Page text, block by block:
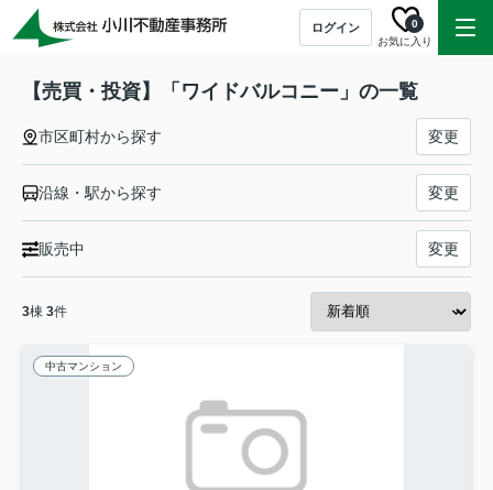
ログイン
お気に入り
0
【売買・投資】「ワイドバルコニー」の一覧
市区町村から探す 変更
沿線・駅から探す 変更
販売中 変更
3棟 3件
中古マンション